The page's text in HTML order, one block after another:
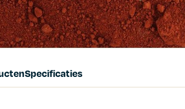
Specificaties